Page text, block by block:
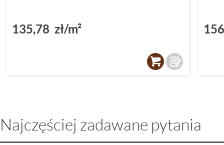
135,78 zł/m²
Najczęściej zadawane pytania